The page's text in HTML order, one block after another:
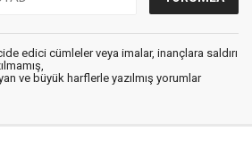
edici cümleler veya imalar, inançlara saldırı
ve büyük harflerle yazılmış yorumlar